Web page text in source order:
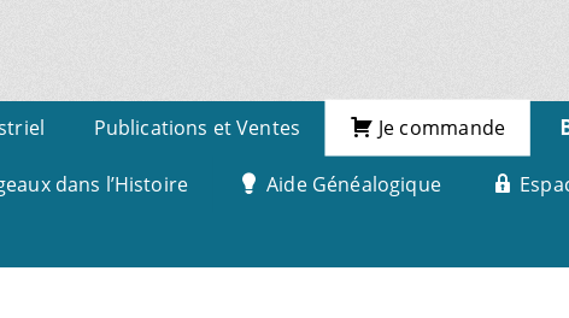
Publications et Ventes Je commande
dans l’Histoire Aide Généalogique